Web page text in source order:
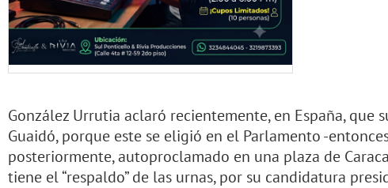
González Urrutia aclaró recientemente, en España, que
Guaidó, porque este se eligió en el Parlamento -
posteriormente, autoproclamado en una plaza de
tiene el “respaldo” de las urnas, por su candidatura